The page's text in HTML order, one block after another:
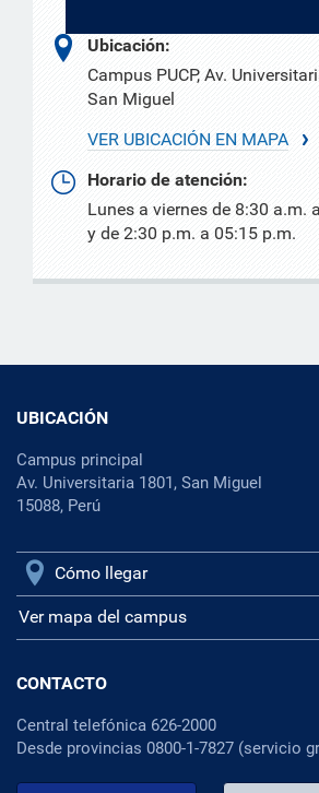
Ubicación:
Campus PUCP, Av.
San Miguel
VER UBICACIÓN EN MAPA
Horario de atención:
Lunes a viernes de 8:30 a.m.
y de 2:30 p.m. a 05:15 p.m.
UBICACIÓN
Campus principal
Av. Universitaria 1801, San Miguel
15088, Perú
Cómo llegar
Ver mapa del campus
CONTACTO
Central telefónica 626-2000
Desde provincias 0800-1-7827 (servicio